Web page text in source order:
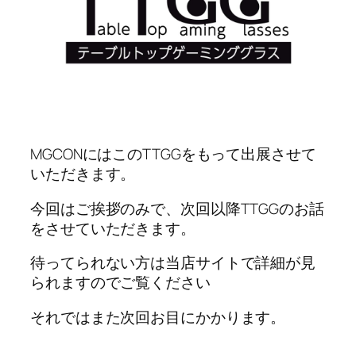
MGCONにはこのTTGGをもって出展させて
いただきます。
今回はご挨拶のみで、次回以降TTGGのお話
をさせていただきます。
待ってられない方は当店サイトで詳細が見
られますのでご覧ください
それではまた次回お目にかかります。